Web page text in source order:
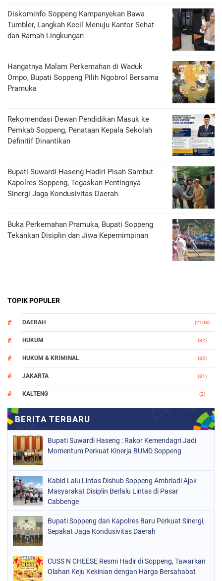
Diskominfo Soppeng Kampanyekan Bawa
Tumbler, Langkah Kecil Menuju Kantor Sehat
dan Ramah Lingkungan
Hangatnya Malam Perkemahan di Waduk
Ompo, Bupati Soppeng Pilih Ngobrol Bersama
Pramuka
Rekomendasi Dewan Pendidikan Masuk ke
Pemkab Soppeng, Penataan Kepala Sekolah
Definitif Dinantikan
Bupati Suwardi Haseng Hadiri Pisah Sambut
Kapolres Soppeng, Tegaskan Pentingnya
Sinergi Jaga Kondusivitas Daerah
Buka Perkemahan Pramuka, Bupati Soppeng
Tekankan Disiplin dan Jiwa Kepemimpinan
TOPIK POPULER
DAERAH (2108)
HUKUM (82)
HUKUM & KRIMINAL (82)
JAKARTA (81)
KALTENG (2)
(147)
NASIONAL (1021)
ORGANISASI
PERISTIWA
POLITIK (220)
POLRI
SOPPENG (1889)
SULSEL
Bupati Suwardi Haseng : Rakor Kemendagri Jadi
Momentum Perkuat Kinerja BUMD Soppeng
Kabid Lalu Lintas Dishub Soppeng Ambriadi Ajak
Masyarakat Disiplin Berlalu Lintas di Pasar
Cabbenge
Bupati Soppeng dan Kapolres Baru Perkuat Sinergi,
Sepakat Jaga Kondusivitas Daerah
CUSS N CHEESE Resmi Hadir di Soppeng, Tawarkan
Olahan Keju Kekinian dengan Harga Bersahabat